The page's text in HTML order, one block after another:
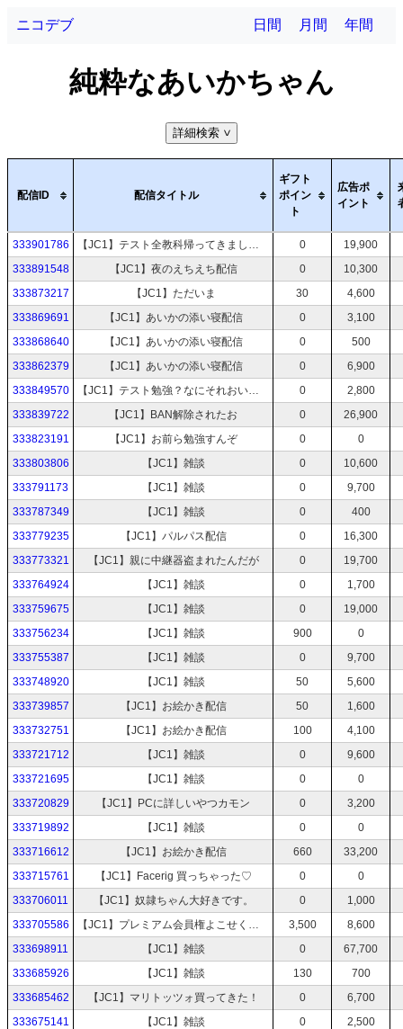
ニコデブ 日間 月間 年間
純粋なあいかちゃん
詳細検索 >
配信ID 配信タイトル
ギフト
ポイン
ト
広告ポ
イント
333901786 【JC1】テスト全教科帰ってきました。 0
19,900
333891548
【JC1】夜のえちえち配信 0
10,300
333873217
【JC1】ただいま 30
4,600
333869691
【JC1】あいかの添い寝配信 0
3,100
333868640
【JC1】あいかの添い寝配信 0
500
333862379
【JC1】あいかの添い寝配信 0
6,900
333849570
【JC1】テスト勉強？なにそれおいしいの？ 0
2,800
333839722
【JC1】BAN解除されたお 0
26,900
333823191
【JC1】お前ら勉強すんぞ 0
0
333803806
【JC1】雑談 0
10,600
333791173
【JC1】雑談 0
9,700
333787349
【JC1】雑談 0
400
333779235
【JC1】パルパス配信 0
16,300
333773321
【JC1】親に中継器盗まれたんだが 0
19,700
333764924
【JC1】雑談 0
1,700
333759675
【JC1】雑談 0
19,000
333756234
【JC1】雑談 900
0
333755387
【JC1】雑談 0
9,700
333748920
【JC1】雑談 50
5,600
333739857
【JC1】お絵かき配信 50
1,600
333732751
【JC1】お絵かき配信 100
4,100
333721712
【JC1】雑談 0
9,600
333721695
【JC1】雑談 0
0
333720829
【JC1】PCに詳しいやつカモン 0
3,200
333719892
【JC1】雑談 0
0
333716612
【JC1】お絵かき配信 660
33,200
333715761
【JC1】Facerig 買っちゃった♡ 0
0
333706011
【JC1】奴隷ちゃん大好きです。 0
1,000
333705586
【JC1】プレミアム会員権よこせください。 3,500
8,600
333698911
【JC1】雑談 0
67,700
333685926
【JC1】雑談 130
700
333685462
【JC1】マリトッツォ買ってきた！ 0
6,700
333675141
【JC1】雑談 0
2,500